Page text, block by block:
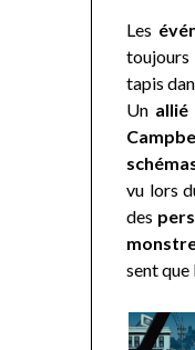
Les
toujours
tapis
Un allié
vu lors
des
sent que